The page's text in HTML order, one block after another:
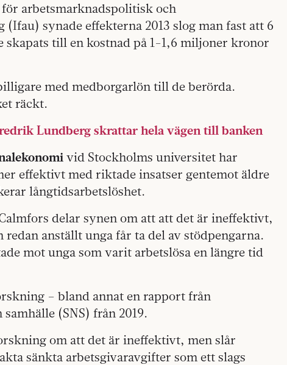
arbetsmarknadspolitisk och
synade effekterna 2013 slog man fast att 6
skapats till en kostnad på 1-1,6 miljoner kronor
med medborgarlön till de berörda.
räckt.
Lundberg skrattar hela vägen till banken
vid Stockholms universitet har
effektivt med riktade insatser gentemot äldre
långtidsarbetslöshet.
delar synen om att att det är ineffektivt,
redan anställt unga får ta del av stödpengarna.
mot unga som varit arbetslösa en längre tid
– bland annat en rapport från
(SNS) från 2019.
om att det är ineffektivt, men slår
sänkta arbetsgivaravgifter som ett slags